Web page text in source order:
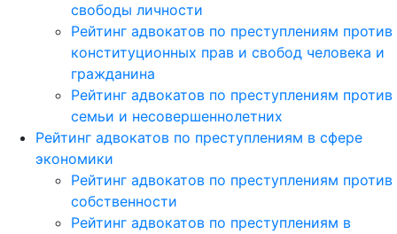
свободы личности
Рейтинг адвокатов по преступлениям против
конституционных прав и свобод человека и
гражданина
Рейтинг адвокатов по преступлениям против
семьи и несовершеннолетних
Рейтинг адвокатов по преступлениям в сфере
экономики
Рейтинг адвокатов по преступлениям против
собственности
Рейтинг адвокатов по преступлениям в